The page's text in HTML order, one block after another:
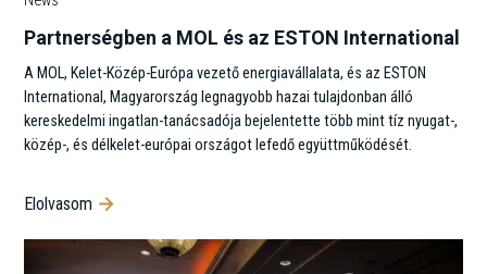
Partnerségben a MOL és az ESTON International
A MOL, Kelet-Közép-Európa vezető energiavállalata, és az ESTON
International, Magyarország legnagyobb hazai tulajdonban álló
kereskedelmi ingatlan-tanácsadója bejelentette több mint tíz nyugat-,
közép-, és délkelet-európai országot lefedő együttműködését.
Elolvasom